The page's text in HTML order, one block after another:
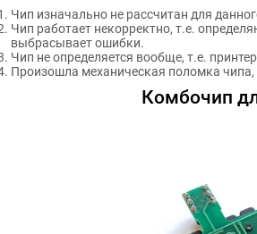
Чип изначально не рассчитан для
Чип работает некорректно, т.е.
выбрасывает ошибки.
Чип не определяется вообще, т.е.
Произошла механическая поломка
Комбочип